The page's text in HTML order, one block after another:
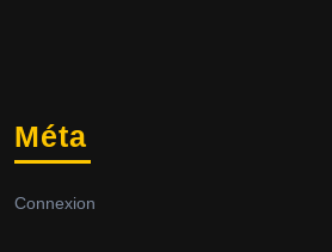
Méta
Connexion